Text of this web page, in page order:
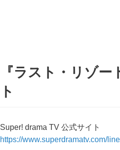
『ラスト・リゾ
ト
Super! drama TV 公式サイト
https://www.superdramatv.com/